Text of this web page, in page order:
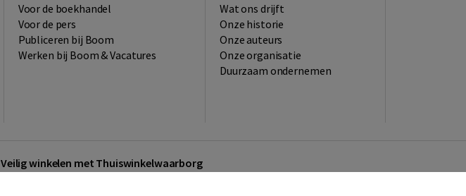
Voor de boekhandel
Voor de pers
Publiceren bij Boom
Werken bij Boom & Vacatures
Wat ons drijft
Onze historie
Onze auteurs
Onze organisatie
Duurzaam ondernemen
Veilig winkelen met Thuiswinkelwaarborg